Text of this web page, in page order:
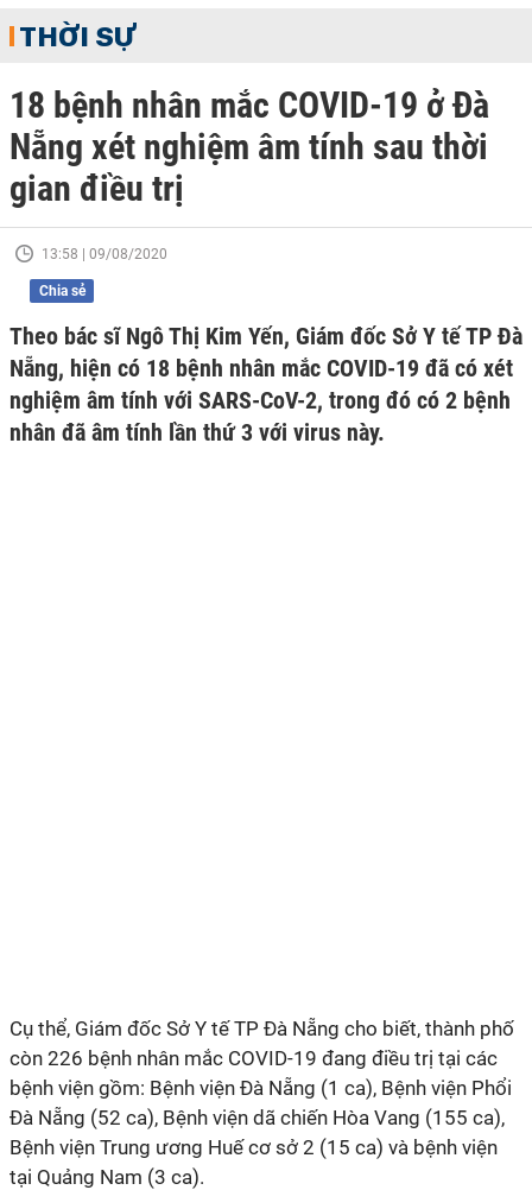
THỜI SỰ
18 bệnh nhân mắc COVID-19 ở Đà
Nẵng xét nghiệm âm tính sau thời
gian điều trị
13:58 | 09/08/2020
Chia sẻ
Theo bác sĩ Ngô Thị Kim Yến, Giám đốc Sở Y tế TP Đà
Nẵng, hiện có 18 bệnh nhân mắc COVID-19 đã có xét
nghiệm âm tính với SARS-CoV-2, trong đó có 2 bệnh
nhân đã âm tính lần thứ 3 với virus này.
Cụ thể, Giám đốc Sở Y tế TP Đà Nẵng cho biết, thành phố
còn 226 bệnh nhân mắc COVID-19 đang điều trị tại các
bệnh viện gồm: Bệnh viện Đà Nẵng (1 ca), Bệnh viện Phổi
Đà Nẵng (52 ca), Bệnh viện dã chiến Hòa Vang (155 ca),
Bệnh viện Trung ương Huế cơ sở 2 (15 ca) và bệnh viện
tại Quảng Nam (3 ca).